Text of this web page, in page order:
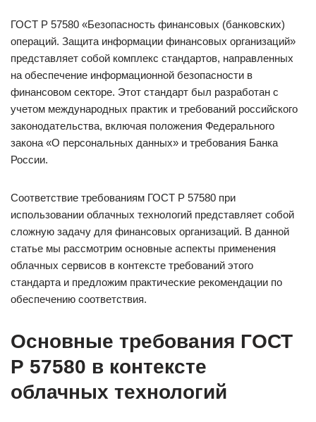
ГОСТ Р 57580 «Безопасность финансовых (банковских)
операций. Защита информации финансовых организаций»
представляет собой комплекс стандартов, направленных
на обеспечение информационной безопасности в
финансовом секторе. Этот стандарт был разработан с
учетом международных практик и требований российского
законодательства, включая положения Федерального
закона «О персональных данных» и требования Банка
России.
Соответствие требованиям ГОСТ Р 57580 при
использовании облачных технологий представляет собой
сложную задачу для финансовых организаций. В данной
статье мы рассмотрим основные аспекты применения
облачных сервисов в контексте требований этого
стандарта и предложим практические рекомендации по
обеспечению соответствия.
Основные требования ГОСТ
Р 57580 в контексте
облачных технологий